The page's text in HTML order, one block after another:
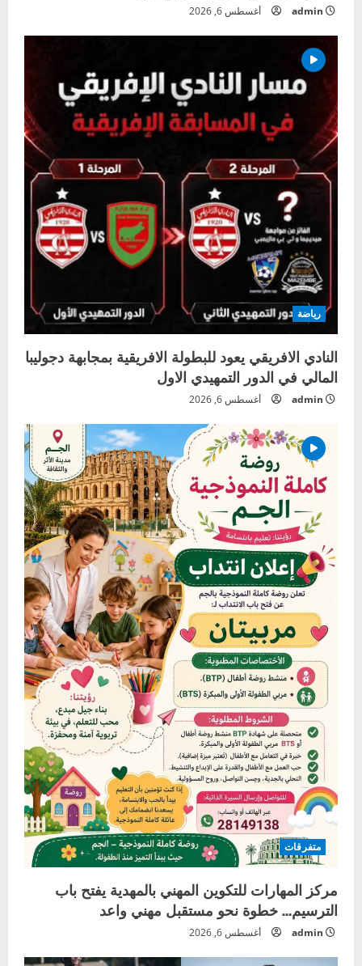
admin أغسطس 6, 2026
رياضة
النادي الافريقي يعود للبطولة الافريقية بمجابهة دجوليبا
المالي في الدور التمهيدي الاول
admin أغسطس 6, 2026
متفرقات
مركز المهارات للتكوين المهني بالمهدية يفتح باب
الترسيم… خطوة نحو مستقبل مهني واعد
admin أغسطس 6, 2026